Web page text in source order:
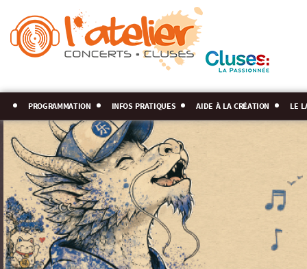
programmation infos pratiques aide à la création le